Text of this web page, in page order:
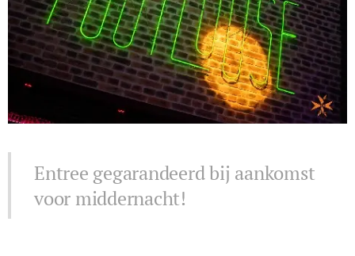
Entree gegarandeerd bij aankomst
voor middernacht!